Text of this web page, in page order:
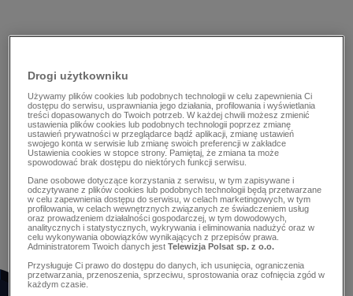
Drogi użytkowniku
Używamy plików cookies lub podobnych technologii w celu zapewnienia Ci
dostępu do serwisu, usprawniania jego działania, profilowania i wyświetlania
treści dopasowanych do Twoich potrzeb. W każdej chwili możesz zmienić
ustawienia plików cookies lub podobnych technologii poprzez zmianę
ustawień prywatności w przeglądarce bądź aplikacji, zmianę ustawień
swojego konta w serwisie lub zmianę swoich preferencji w zakładce
Ustawienia cookies w stopce strony. Pamiętaj, że zmiana ta może
spowodować brak dostępu do niektórych funkcji serwisu.
Dane osobowe dotyczące korzystania z serwisu, w tym zapisywane i
odczytywane z plików cookies lub podobnych technologii będą przetwarzane
w celu zapewnienia dostępu do serwisu, w celach marketingowych, w tym
profilowania, w celach wewnętrznych związanych ze świadczeniem usług
oraz prowadzeniem działalności gospodarczej, w tym dowodowych,
analitycznych i statystycznych, wykrywania i eliminowania nadużyć oraz w
celu wykonywania obowiązków wynikających z przepisów prawa.
Administratorem Twoich danych jestTelewizja Polsat sp. z o.o.
Przysługuje Ci prawo do dostępu do danych, ich usunięcia, ograniczenia
przetwarzania, przenoszenia, sprzeciwu, sprostowania oraz cofnięcia zgód w
każdym czasie.